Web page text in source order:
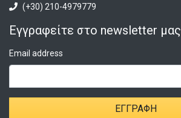
(+30) 210-4979779
Εγγραφείτε στο newsletter μας
Email address
ΕΓΓΡΑΦΉ